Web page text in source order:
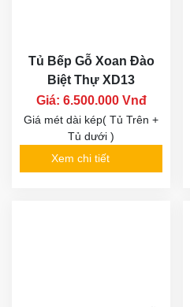
Tủ Bếp Gỗ Xoan Đào
Biệt Thự XD13
Giá: 6.500.000 Vnđ
Giá mét dài kép( Tủ Trên +
Tủ dưới )
Xem chi tiết